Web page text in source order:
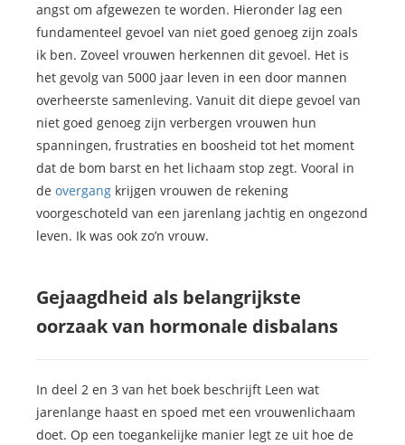
angst om afgewezen te worden. Hieronder lag een
fundamenteel gevoel van niet goed genoeg zijn zoals
ik ben. Zoveel vrouwen herkennen dit gevoel. Het is
het gevolg van 5000 jaar leven in een door mannen
overheerste samenleving. Vanuit dit diepe gevoel van
niet goed genoeg zijn verbergen vrouwen hun
spanningen, frustraties en boosheid tot het moment
dat de bom barst en het lichaam stop zegt. Vooral in
de overgang krijgen vrouwen de rekening
voorgeschoteld van een jarenlang jachtig en ongezond
leven. Ik was ook zo’n vrouw.
Gejaagdheid als belangrijkste
oorzaak van hormonale disbalans
In deel 2 en 3 van het boek beschrijft Leen wat
jarenlange haast en spoed met een vrouwenlichaam
doet. Op een toegankelijke manier legt ze uit hoe de